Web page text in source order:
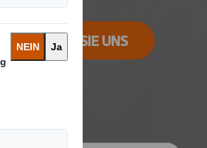
SIE UNS